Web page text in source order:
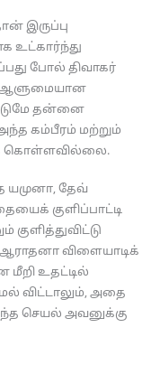
இருப்பு
உட்கார்ந்து
போல் திவாகர்
ஆளுமையான
தன்னை
கம்பீரம் மற்றும்
கொள்ளவில்லை.
யமுனா, தேவ்
குளிப்பாட்டி
விளையாடிக்
உதட்டில்
விட்டாலும், அதை
செயல் அவனுக்கு